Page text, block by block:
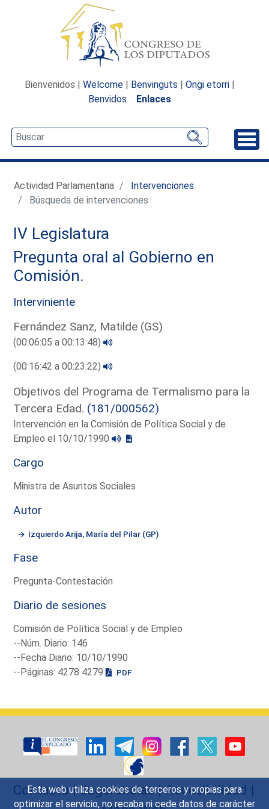
Esta web utiliza cookies de terceros y propias para
optimizar el servicio, no recaba ni cede datos de carácter
Bienvenidos | Welcome | Benvinguts | Ongi etorri |
Benvidos
Enlaces
Actividad Parlamentaria
Intervenciones
Búsqueda de intervenciones
IV Legislatura
Pregunta oral al Gobierno en
Comisión.
Interviniente
Fernández Sanz, Matilde (GS)
(00:06:05 a 00:13:48)
(00:16:42 a 00:23:22)
Objetivos del Programa de Termalismo para la
Tercera Edad. (181/000562)
Intervención en la Comisión de Política Social y de
Empleo el 10/10/1990
Cargo
Ministra de Asuntos Sociales
Autor
Izquierdo Arija, María del Pilar (GP)
Fase
Pregunta-Contestación
Diario de sesiones
Comisión de Política Social y de Empleo
--Núm. Diario: 146
--Fecha Diario: 10/10/1990
--Páginas: 4278 4279
PDF
Contacto|Sugerencias|Accesibilidad |